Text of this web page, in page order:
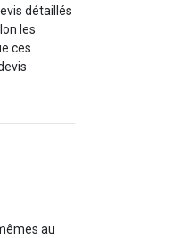
détaillés
les
ces
au